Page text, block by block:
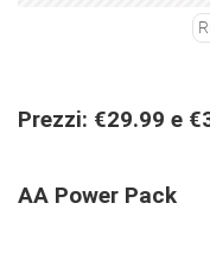
Prezzi: €29.99 e
AA Power Pack